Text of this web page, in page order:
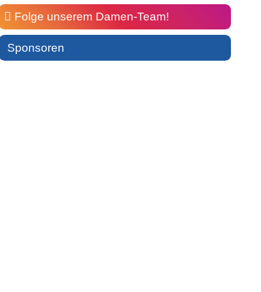
Folge unserem Damen-Team!
Sponsoren